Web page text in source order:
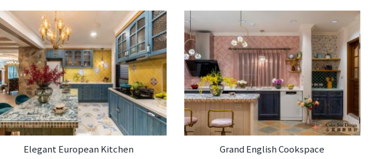
Elegant European Kitchen Grand English Cookspace